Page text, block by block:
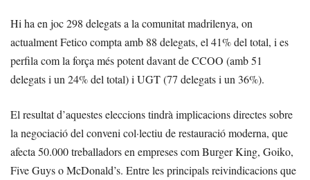
Hi ha en joc 298 delegats a la comunitat madrilenya, on
actualment Fetico compta amb 88 delegats, el 41% del total, i es
perfila com la força més potent davant de CCOO (amb 51
delegats i un 24% del total) i UGT (77 delegats i un 36%).
El resultat d’aquestes eleccions tindrà implicacions directes sobre
la negociació del conveni col·lectiu de restauració moderna, que
afecta 50.000 treballadors en empreses com Burger King, Goiko,
Five Guys o McDonald’s. Entre les principals reivindicacions que